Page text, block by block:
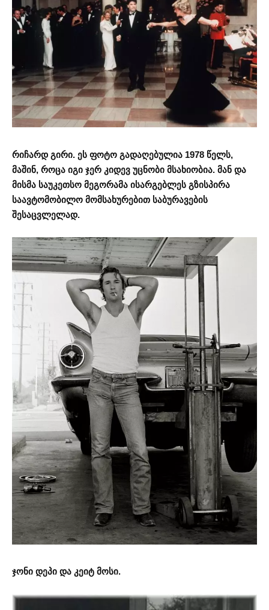
რიჩარდ გირი. ეს ფოტო გადაღებულია 1978 წელს,
მაშინ, როცა იგი ჯერ კიდევ უცნობი მსახიობია. მან და
მისმა საუკეთსო მეგორამა ისარგებლეს გზისპირა
საავტომობილო მომსახურებით საბურავების
შესაცვლელად.
ჯონი დეპი და კეიტ მოსი.